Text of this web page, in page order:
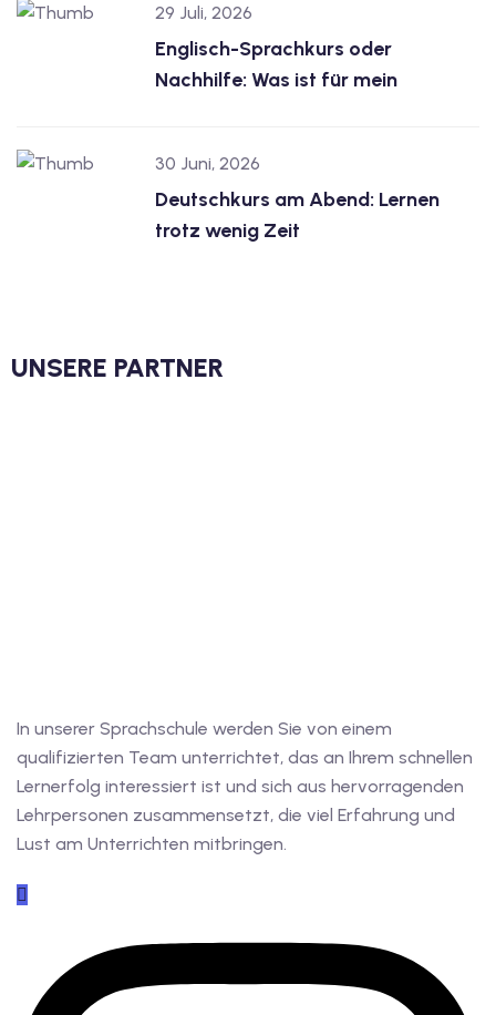
29 Juli, 2026
Englisch-Sprachkurs oder
Nachhilfe: Was ist für mein
30 Juni, 2026
Deutschkurs am Abend: Lernen
trotz wenig Zeit
UNSERE PARTNER
In unserer Sprachschule werden Sie von einem
qualifizierten Team unterrichtet, das an Ihrem schnellen
Lernerfolg interessiert ist und sich aus hervorragenden
Lehrpersonen zusammensetzt, die viel Erfahrung und
Lust am Unterrichten mitbringen.